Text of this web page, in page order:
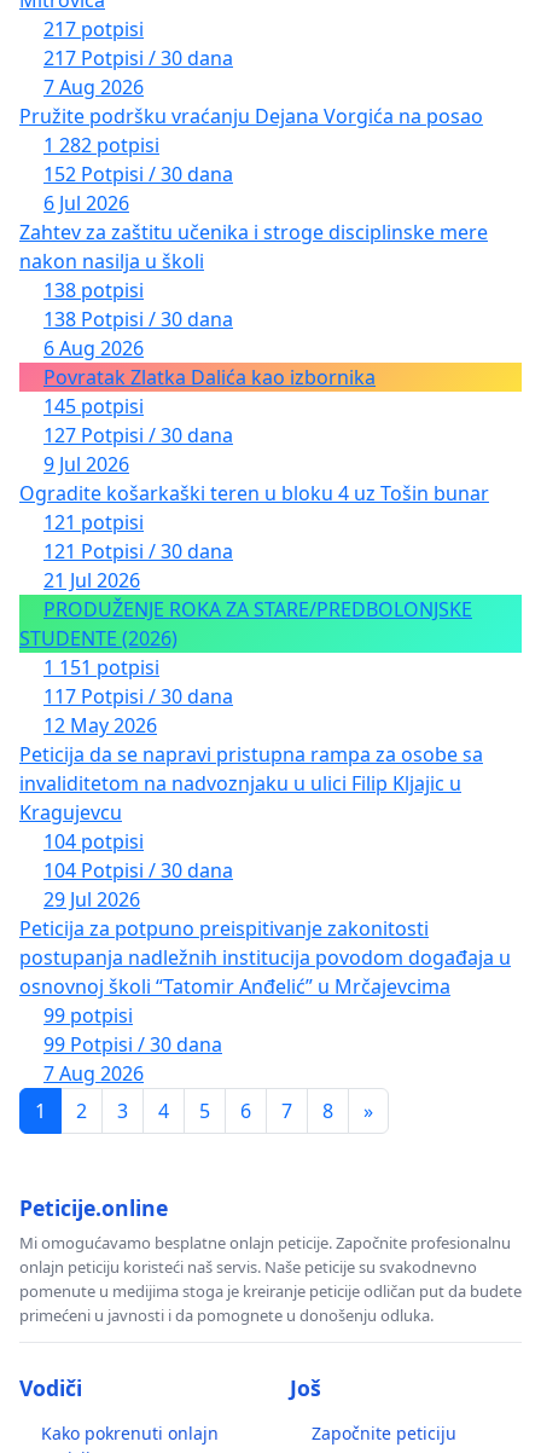
217 potpisi
217 Potpisi / 30 dana
7 Aug 2026
Pružite podršku vraćanju Dejana Vorgića na posao
1 282 potpisi
152 Potpisi / 30 dana
6 Jul 2026
Zahtev za zaštitu učenika i stroge disciplinske mere
nakon nasilja u školi
138 potpisi
138 Potpisi / 30 dana
6 Aug 2026
Povratak Zlatka Dalića kao izbornika
145 potpisi
127 Potpisi / 30 dana
9 Jul 2026
Ogradite košarkaški teren u bloku 4 uz Tošin bunar
121 potpisi
121 Potpisi / 30 dana
21 Jul 2026
PRODUŽENJE ROKA ZA STARE/PREDBOLONJSKE
STUDENTE (2026)
1 151 potpisi
117 Potpisi / 30 dana
12 May 2026
Peticija da se napravi pristupna rampa za osobe sa
invaliditetom na nadvoznjaku u ulici Filip Kljajic u
Kragujevcu
104 potpisi
104 Potpisi / 30 dana
29 Jul 2026
Peticija za potpuno preispitivanje zakonitosti
postupanja nadležnih institucija povodom događaja u
osnovnoj školi “Tatomir Anđelić” u Mrčajevcima
99 potpisi
99 Potpisi / 30 dana
7 Aug 2026
1
2 3 4 5 6 7 8 »
Peticije.online
Mi omogućavamo besplatne onlajn peticije. Započnite profesionalnu
onlajn peticiju koristeći naš servis. Naše peticije su svakodnevno
pomenute u medijima stoga je kreiranje peticije odličan put da budete
primećeni u javnosti i da pomognete u donošenju odluka.
Vodiči
Kako pokrenuti onlajn
Još
Započnite peticiju